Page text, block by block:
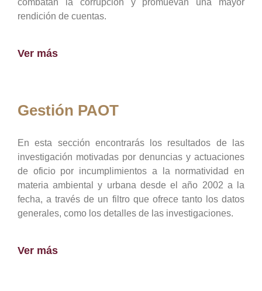
combatan la corrupción y promuevan una mayor
rendición de cuentas.
Ver más
Gestión PAOT
En esta sección encontrarás los resultados de las
investigación motivadas por denuncias y actuaciones
de oficio por incumplimientos a la normatividad en
materia ambiental y urbana desde el año 2002 a la
fecha, a través de un filtro que ofrece tanto los datos
generales, como los detalles de las investigaciones.
Ver más